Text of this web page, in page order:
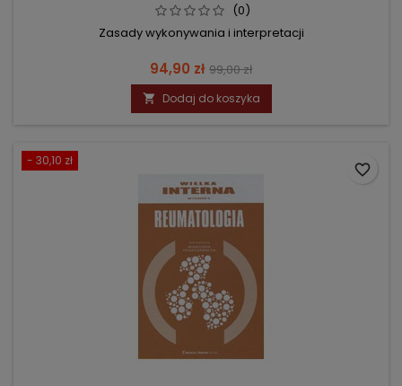
(0)
Zasady wykonywania i interpretacji
Cena
94,90 zł Cena
podstawowa
99,00 zł
 Dodaj do koszyka
- 30,10 zł
favorite_border